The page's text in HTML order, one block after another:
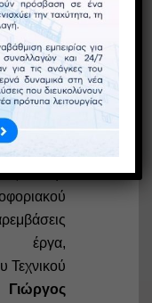
πρώτη
για την
το
για τη
και την
έργα,
Τεχνικού
Γιώργος